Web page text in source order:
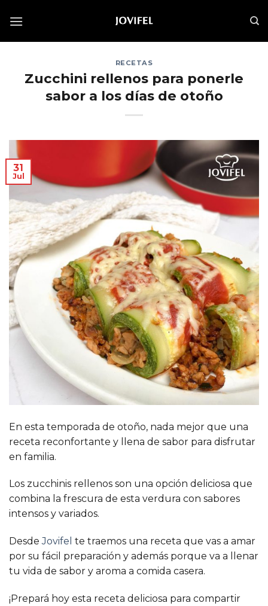
RECETAS
Zucchini rellenos para ponerle
sabor a los días de otoño
31
Jul
En esta temporada de otoño, nada mejor que una
receta reconfortante y llena de sabor para disfrutar
en familia.
Los zucchinis rellenos son una opción deliciosa que
combina la frescura de esta verdura con sabores
intensos y variados.
DesdeJovifel te traemos una receta que vas a amar
por su fácil preparación y además porque va a llenar
tu vida de sabor y aroma a comida casera.
¡Prepará hoy esta receta deliciosa para compartir